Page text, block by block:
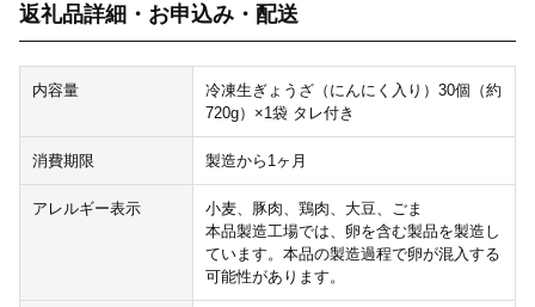
返礼品詳細・お申込み・配送
内容量
冷凍生ぎょうざ（にんにく入り）30個（約
720g）×1袋 タレ付き
消費期限 製造から1ヶ月
アレルギー表示
小麦、豚肉、鶏肉、大豆、ごま
本品製造工場では、卵を含む製品を製造し
ています。本品の製造過程で卵が混入する
可能性があります。